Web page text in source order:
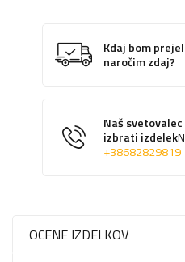
Kdaj bom
naročim zdaj?
Naš
izbrati izdelek
+38682829819
OCENE IZDELKOV